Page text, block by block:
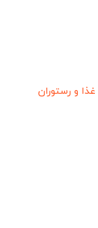
غذا و رستوران